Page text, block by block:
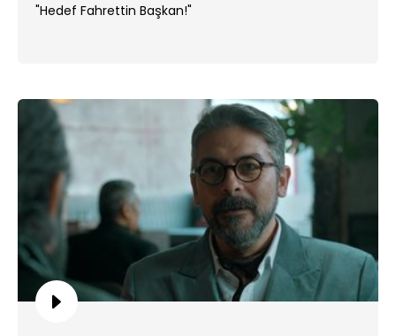
"Hedef Fahrettin Başkan!"